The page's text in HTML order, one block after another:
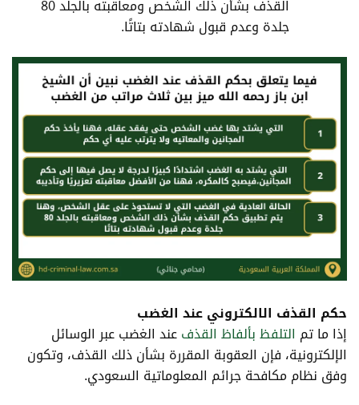
القذف بشأن ذلك الشخص ومعاقبته بالجلد 80
جلدة وعدم قبول شهادته بتاتًا.
حكم القذف الالكتروني عند الغضب
إذا ما تم التلفظ بألفاظ القذفعند الغضب عبر الوسائل
الإلكترونية، فإن العقوبة المقررة بشأن ذلك القذف، وتكون
وفق نظام مكافحة جرائم المعلوماتية السعودي.